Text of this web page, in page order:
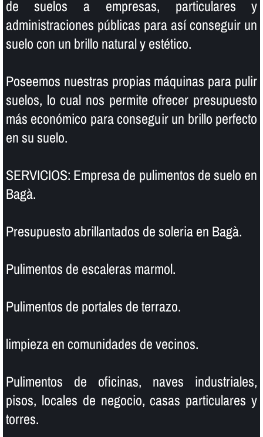
de suelos a empresas, particulares y
administraciones públicas para así­ conseguir un
suelo con un brillo natural y estético.
Poseemos nuestras propias máquinas para pulir
suelos, lo cual nos permite ofrecer presupuesto
más económico para conseguir un brillo perfecto
en su suelo.
SERVICIOS: Empresa de pulimentos de suelo en
Bagà.
Presupuesto abrillantados de soleria en Bagà.
Pulimentos de escaleras marmol.
Pulimentos de portales de terrazo.
limpieza en comunidades de vecinos.
Pulimentos de oficinas, naves industriales,
pisos, locales de negocio, casas particulares y
torres.